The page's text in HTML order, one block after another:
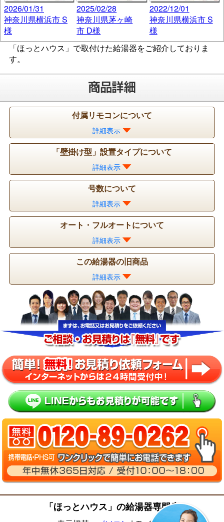
2026/01/31
神奈川県横浜市 S
様
2025/02/28
神奈川県茅ヶ崎
市 D様
2022/12/01
神奈川県横浜市 S
様
「ほっとハウス」で取付けた給湯器をご紹介しておりま
す。
付属リモコンについて
詳細表示
「壁掛け型」設置タイプについて
詳細表示
号数について
詳細表示
オート・フルオートについて
詳細表示
この給湯器の旧商品
詳細表示
「ほっとハウス」の給湯器専門店